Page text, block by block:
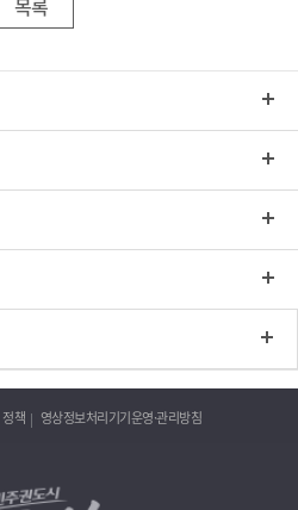
목록
책 영상정보처리기기운영·관리방침